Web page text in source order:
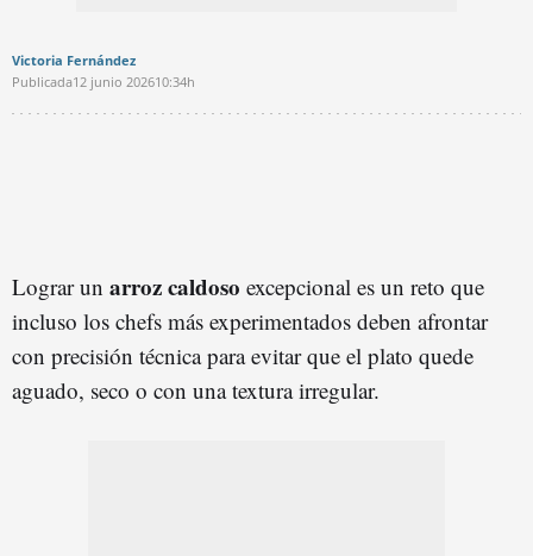
Victoria Fernández
Publicada12 junio 202610:34h
Lograr un arroz caldoso excepcional es un reto que
incluso los chefs más experimentados deben afrontar
con precisión técnica para evitar que el plato quede
aguado, seco o con una textura irregular.